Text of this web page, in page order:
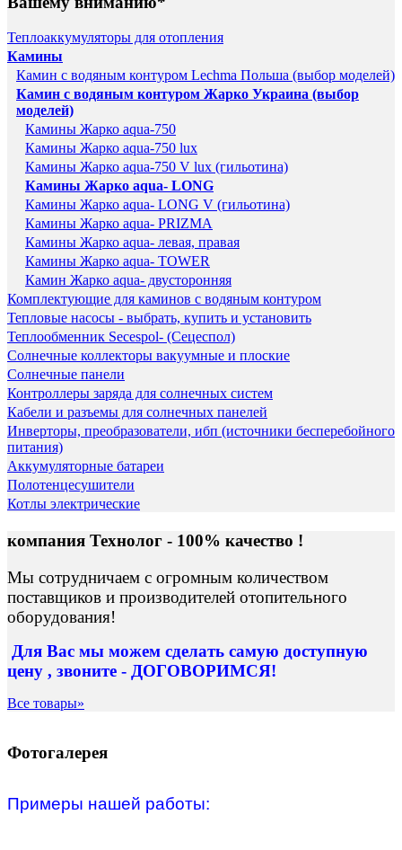
Теплоаккумуляторы для отопления
Камины
Камин с водяным контуром Lechma Польша (выбор моделей)
Камин с водяным контуром Жарко Украина (выбор
моделей)
Камины Жарко aqua-750
Камины Жарко aqua-750 lux
Камины Жарко aqua-750 V lux (гильотина)
Камины Жарко aqua- LONG
Камины Жарко aqua- LONG V (гильотина)
Камины Жарко aqua- PRIZMA
Камины Жарко aqua- левая, правая
Камины Жарко aqua- TOWER
Камин Жарко aqua- двусторонняя
Комплектующие для каминов с водяным контуром
Тепловые насосы - выбрать, купить и установить
Теплообменник Secespol- (Сецеспол)
Солнечные коллекторы вакуумные и плоские
Солнечные панели
Контроллеры заряда для солнечных систем
Кабели и разъемы для солнечных панелей
Инверторы, преобразователи, ибп (источники бесперебойного
питания)
Аккумуляторные батареи
Полотенцесушители
Котлы электрические
компания Технолог - 100% качество !
Мы сотрудничаем с огромным количеством
поставщиков и производителей отопительного
оборудования!
Для Вас мы можем сделать самую доступную
цену , звоните - ДОГОВОРИМСЯ!
Все товары»
Фотогалерея
Примеры нашей работы: